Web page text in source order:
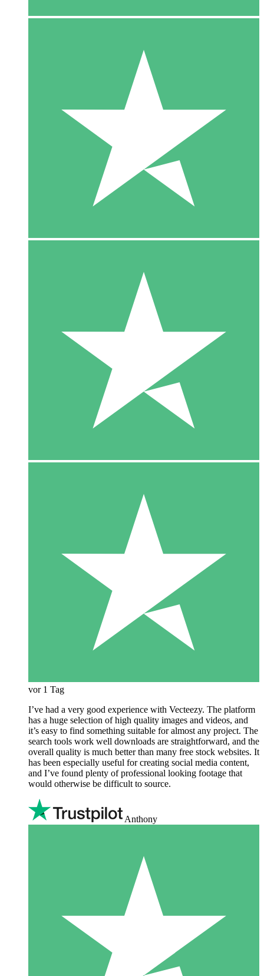
vor 1 Tag
I’ve had a very good experience with Vecteezy. The platform
has a huge selection of high quality images and videos, and
it’s easy to find something suitable for almost any project. The
search tools work well downloads are straightforward, and the
overall quality is much better than many free stock websites. It
has been especially useful for creating social media content,
and I’ve found plenty of professional looking footage that
would otherwise be difficult to source.
Anthony